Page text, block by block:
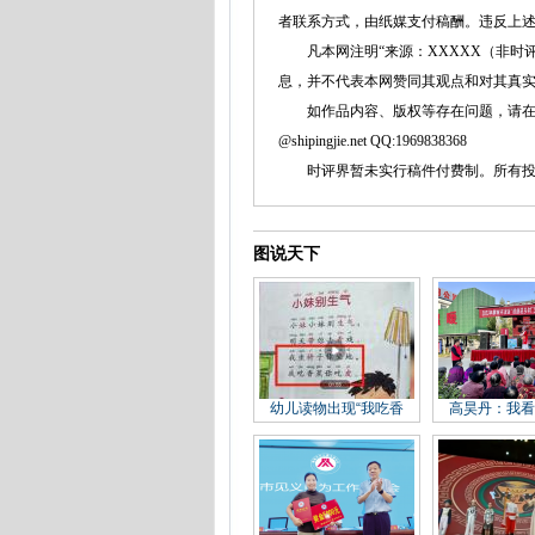
者联系方式，由纸媒支付稿酬。违反上
凡本网注明“来源：XXXXX（非时评
息，并不代表本网赞同其观点和对其真
如作品内容、版权等存在问题，请在
@shipingjie.net QQ:1969838368
时评界暂未实行稿件付费制。所有投
图说天下
幼儿读物出现“我吃香 高昊丹：我